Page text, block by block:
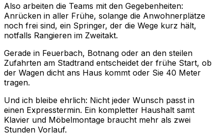
Also arbeiten die Teams mit den Gegebenheiten:
Anrücken in aller Frühe, solange die Anwohnerplätze
noch frei sind, ein Springer, der die Wege kurz hält,
notfalls Rangieren im Zweitakt.
Gerade in Feuerbach, Botnang oder an den steilen
Zufahrten am Stadtrand entscheidet der frühe Start, ob
der Wagen dicht ans Haus kommt oder Sie 40 Meter
tragen.
Und ich bleibe ehrlich: Nicht jeder Wunsch passt in
einen Expresstermin. Ein kompletter Haushalt samt
Klavier und Möbelmontage braucht mehr als zwei
Stunden Vorlauf.